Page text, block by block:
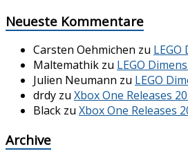
Neueste Kommentare
Carsten Oehmichen zu LEGO
Maltemathik zu LEGO
Julien Neumann zu LEGO
drdy zu Xbox One Releases
Black zu Xbox One Releases
Archive